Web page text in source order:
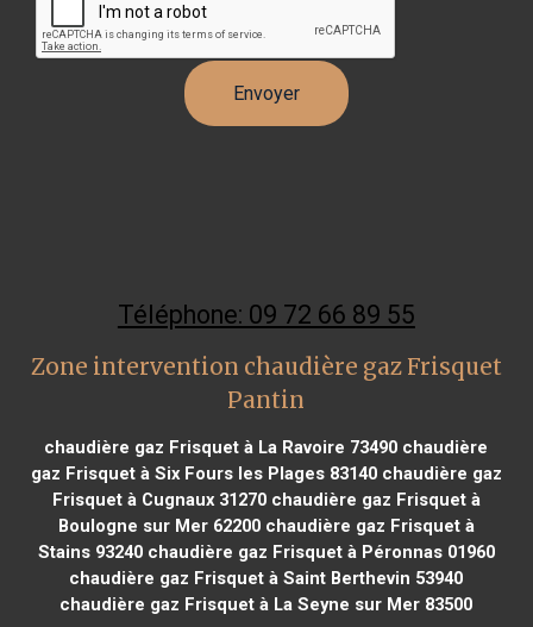
Téléphone: 09 72 66 89 55
Zone intervention chaudière gaz Frisquet
Pantin
chaudière gaz Frisquet à La Ravoire 73490 chaudière
gaz Frisquet à Six Fours les Plages 83140chaudière gaz
Frisquet à Cugnaux 31270chaudière gaz Frisquet à
Boulogne sur Mer 62200chaudière gaz Frisquet à
Stains 93240chaudière gaz Frisquet à Péronnas 01960
chaudière gaz Frisquet à Saint Berthevin 53940
chaudière gaz Frisquet à La Seyne sur Mer 83500